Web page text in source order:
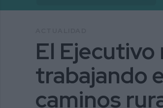
El
trabajando
caminos